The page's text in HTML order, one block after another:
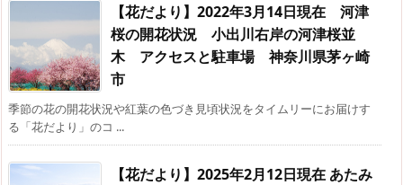
【花だより】2022年3月14日現在 河津
桜の開花状況 小出川右岸の河津桜並
木 アクセスと駐車場 神奈川県茅ヶ崎
市
季節の花の開花状況や紅葉の色づき見頃状況をタイムリーにお届けす
る「花だより」のコ ...
【花だより】2025年2月12日現在 あたみ